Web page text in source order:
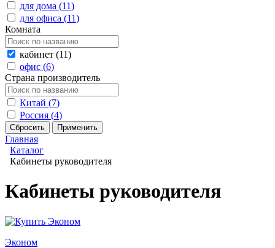
для дома (11)
для офиса (11)
Комната
кабинет (11)
офис (6)
Страна производитель
Китай (7)
Россия (4)
Главная
Каталог
Кабинеты руководителя
Кабинеты руководителя
Эконом